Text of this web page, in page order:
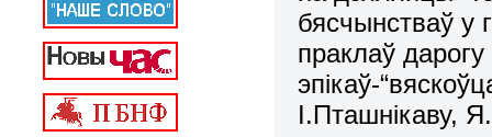
бясчынстваў у
праклаў
эпікаў-
І.Пташнікаву,